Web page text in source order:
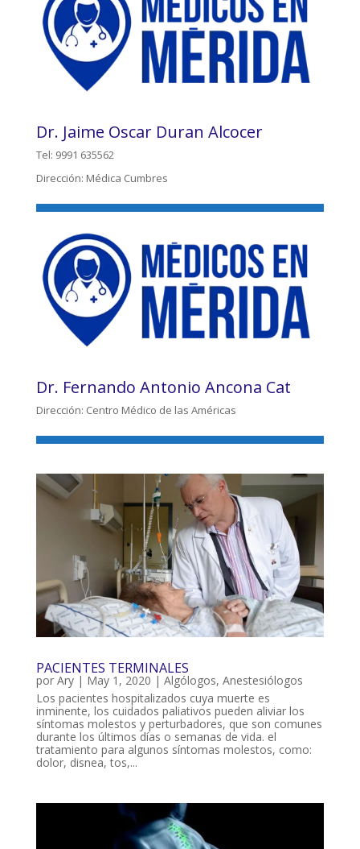
Dr. Jaime Oscar Duran Alcocer
Tel: 9991 635562
Dirección: Médica Cumbres
Dr. Fernando Antonio Ancona Cat
Dirección: Centro Médico de las Américas
PACIENTES TERMINALES
por Ary| May 1, 2020 | Algólogos, Anestesiólogos
Los pacientes hospitalizados cuya muerte es
inminente, los cuidados paliativos pueden aliviar los
síntomas molestos y perturbadores, que son comunes
durante los últimos días o semanas de vida. el
tratamiento para algunos síntomas molestos, como:
dolor, disnea, tos,...